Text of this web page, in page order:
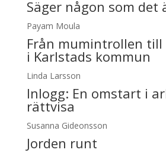
Säger någon som det
Payam Moula
Från mumintrollen
i Karlstads kommun
Linda Larsson
Inlogg: En omstart i
rättvisa
Susanna Gideonsson
Jorden runt